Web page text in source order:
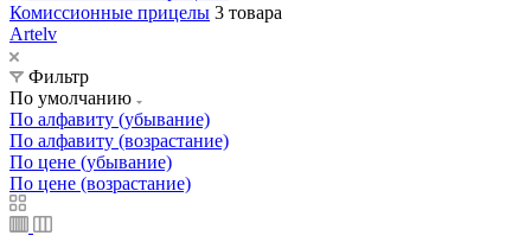
Комиссионные прицелы 3 товара
Artelv
Фильтр
По умолчанию
По алфавиту (убывание)
По алфавиту (возрастание)
По цене (убывание)
По цене (возрастание)